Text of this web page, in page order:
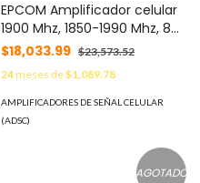
EPCOM Amplificador celular
1900 Mhz, 1850-1990 Mhz, 80
dBi. MOD: CR-SIG19WB
$18,033.99 $23,573.52
24meses de$1,089.78
AMPLIFICADORES DE SEÑAL CELULAR
(ADSC)
AGOTADO